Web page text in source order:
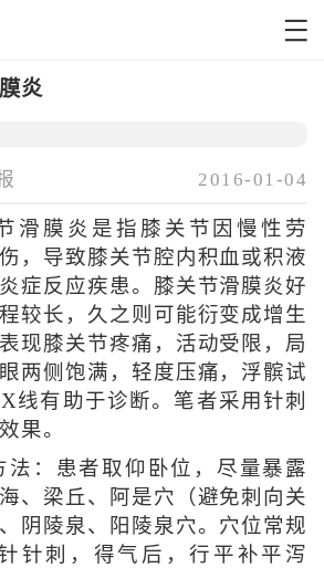
炎
2016-01-04
膜炎是指膝关节因慢性劳
，导致膝关节腔内积血或积液
症反应疾患。膝关节滑膜炎好
较长，久之则可能衍变成增生
现膝关节疼痛，活动受限，局
两侧饱满，轻度压痛，浮髌试
线有助于诊断。笔者采用针刺
果。
：患者取仰卧位，尽量暴露
、梁丘、阿是穴（避免刺向关
阴陵泉、阳陵泉穴。穴位常规
针刺，得气后，行平补平泻